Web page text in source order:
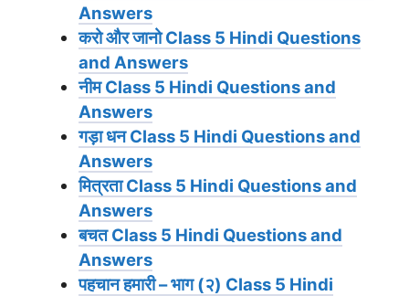
Answers
करो और जानो Class 5 Hindi Questions
and Answers
नीम Class 5 Hindi Questions and
Answers
गड़ा धन Class 5 Hindi Questions and
Answers
मित्रता Class 5 Hindi Questions and
Answers
बचत Class 5 Hindi Questions and
Answers
पहचान हमारी – भाग (२) Class 5 Hindi